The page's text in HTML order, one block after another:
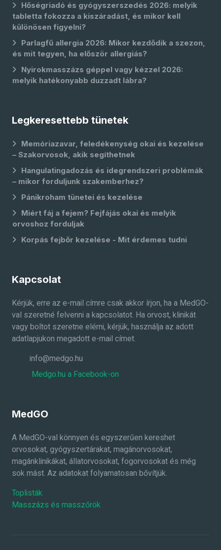
Hőségriadó és gyógyszerszedés 2026: melyik
tabletta fokozza a kiszáradást, és mikor kell
különösen figyelni?
Parlagfű allergia 2026: Mikor kezdődik a szezon,
és mit tegyen, ha először allergiás?
Nyirokmasszázs géppel vagy kézzel 2026:
melyik hatékonyabb duzzadt lábra?
Legkeresettebb tünetek
Memóriazavar, feledékenység okai és kezelése
– Szakorvosok, akik segíthetnek
Hangulatingadozás és idegrendszeri problémák
– mikor forduljunk szakemberhez?
Pánikroham tünetei és kezelése
Miért fáj a fejem? Fejfájás okai és melyik
orvoshoz forduljak
Korpás fejbőr kezelése - Mit érdemes tudni
Kapcsolat
Kérjük, erre az e-mail címre csak akkor írjon, ha a MedGO-
val szeretné felvenni a kapcsolatot. Ha orvost, klinikát
vagy boltot szeretne elérni, kérjük, használja az adott
adatlapjukon megadott e-mail címet.
info@medgo.hu
Medgo.hu a Facebook-on
MedGO
A MedGO-val könnyen és egyszerűen kereshet
orvosokat, gyógyszertárakat, magánorvosokat,
magánklinikákat, állatorvosokat, fogorvosokat és még
sok mást. Az adatokat folyamatosan bővítjük.
Toplisták
Masszázs és masszőrök